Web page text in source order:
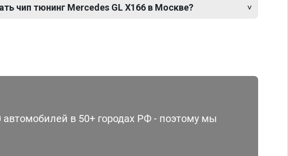
чип тюнинг Mercedes GL X166 в Москве?
в 50+ городах РФ - поэтому мы